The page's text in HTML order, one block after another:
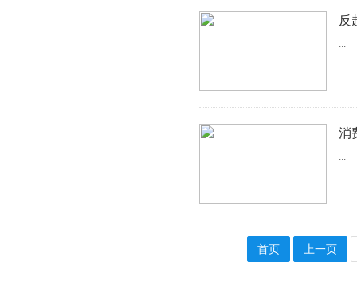
反
...
消
...
首页 上一页